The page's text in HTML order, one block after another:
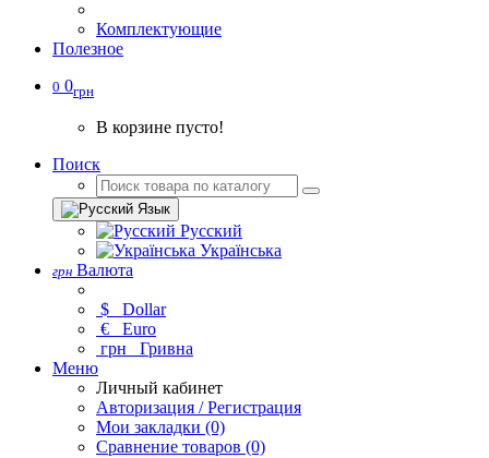
Комплектующие
Полезное
0 0грн
В корзине пусто!
Поиск
Язык
Русский
Українська
грн Валюта
$ Dollar
€ Euro
грн Гривна
Меню
Личный кабинет
Авторизация / Регистрация
Мои закладки (0)
Сравнение товаров (0)